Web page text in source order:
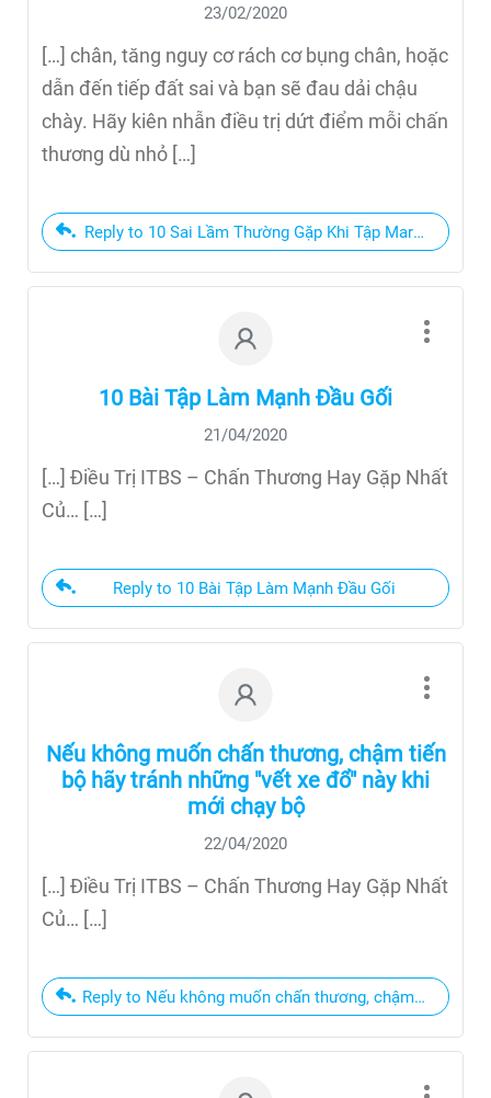
23/02/2020
[…] chân, tăng nguy cơ rách cơ bụng chân, hoặc
dẫn đến tiếp đất sai và bạn sẽ đau dải chậu
chày. Hãy kiên nhẫn điều trị dứt điểm mỗi chấn
thương dù nhỏ […]
Reply to 10 Sai Lầm Thường Gặp Khi Tập Marathon
10 Bài Tập Làm Mạnh Đầu Gối
21/04/2020
[…] Điều Trị ITBS – Chấn Thương Hay Gặp Nhất
Củ… […]
Reply to 10 Bài Tập Làm Mạnh Đầu Gối
Nếu không muốn chấn thương, chậm tiến
bộ hãy tránh những "vết xe đổ" này khi
mới chạy bộ
22/04/2020
[…] Điều Trị ITBS – Chấn Thương Hay Gặp Nhất
Củ… […]
Reply to Nếu không muốn chấn thương, chậm tiến bộ